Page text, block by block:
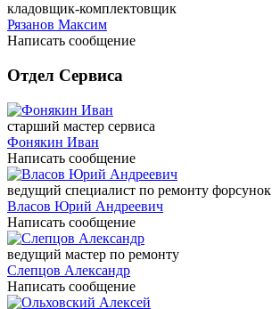
кладовщик-комплектовщик
Рязанов Максим
Написать сообщение
Отдел Сервиса
старший мастер сервиса
Фонякин Иван
Написать сообщение
ведущий специалист по ремонту форсунок
Власов Юрий Андреевич
Написать сообщение
ведущий мастер по ремонту
Слепцов Александр
Написать сообщение